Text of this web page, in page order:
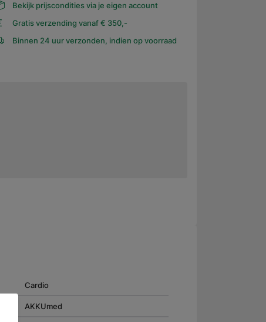
Bekijk prijscondities via je eigen account
Gratis verzending vanaf € 350,-
Binnen 24 uur verzonden, indien op voorraad
Cardio
AKKUmed